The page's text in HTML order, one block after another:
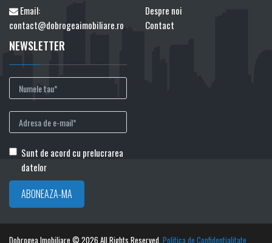
Email:
contact@dobrogeaimobiliare.ro
Despre noi
Contact
NEWSLETTER
Sunt de acord cu prelucrarea
datelor
Dobrogea Imobiliare © 2026 All Rights Reserved. Politica de Confidentialitate